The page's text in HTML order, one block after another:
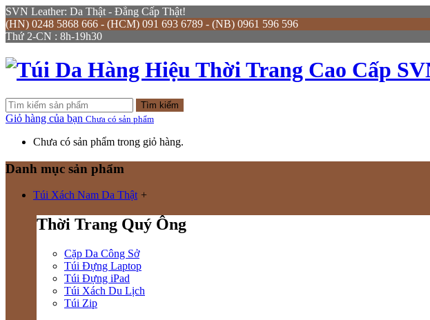
SVN Leather: Da Thật - Đẳng Cấp Thật!
(HN) 0248 5868 666 - (HCM) 091 693 6789 - (NB) 0961 596 596
Thứ 2-CN : 8h-19h30
Tìm kiếm
Giỏ hàng của bạn Chưa có sản phẩm
Chưa có sản phẩm trong giỏ hàng.
Danh mục sản phẩm
Túi Xách Nam Da Thật +
Thời Trang Quý Ông
Cặp Da Công Sở
Túi Đựng Laptop
Túi Đựng iPad
Túi Xách Du Lịch
Túi Zip